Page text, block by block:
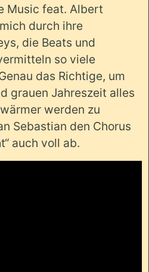
Music feat. Albert
durch ihre
die Beats und
so viele
das Richtige, um
grauen Jahreszeit alles
werden zu
Sebastian den Chorus
auch voll ab.